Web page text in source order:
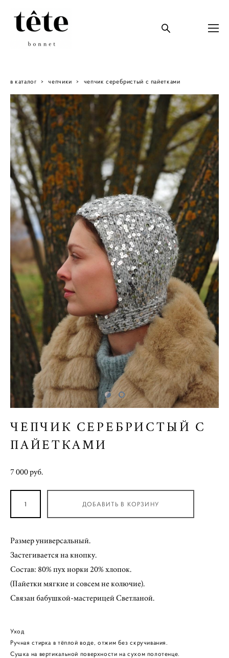
в каталог > чепчики > чепчик серебристый с пайетками
ЧЕПЧИК СЕРЕБРИСТЫЙ С
ПАЙЕТКАМИ
7 000 pуб.
ДОБАВИТЬ В КОРЗИНУ
Размер универсальный.
Застегивается на кнопку.
Состав: 80% пух норки 20% хлопок.
(Пайетки мягкие и совсем не колючие).
Связан бабушкой-мастерицей Светланой.
Уход
Ручная стирка в тёплой воде, отжим без скручивания.
Сушка на вертикальной поверхности на сухом полотенце.